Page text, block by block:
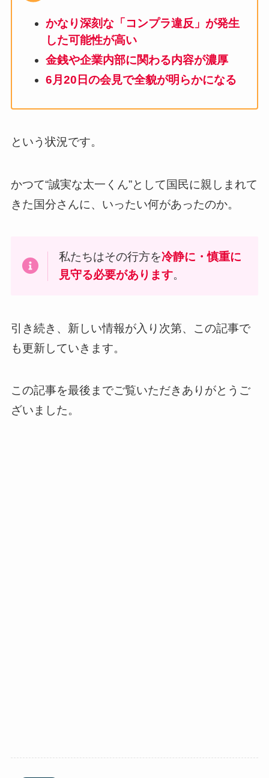
かなり深刻な「コンプラ違反」が発生
した可能性が高い
金銭や企業内部に関わる内容が濃厚
6月20日の会見で全貌が明らかになる
という状況です。
かつて“誠実な太一くん”として国民に親しまれて
きた国分さんに、いったい何があったのか。
私たちはその行方を冷静に・慎重に
見守る必要があります。
引き続き、新しい情報が入り次第、この記事で
も更新していきます。
この記事を最後までご覧いただきありがとうご
ざいました。